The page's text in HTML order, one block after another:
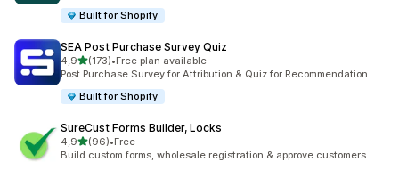
Built for Shopify
SEA Post Purchase Survey Quiz
4,9de 5 estrelas
(173)
173 total de avaliações
•Free plan available
Post Purchase Survey for Attribution & Quiz for Recommendation
Built for Shopify
SureCust Forms Builder, Locks
4,9de 5 estrelas
(96)
96 total de avaliações
•Free
Build custom forms, wholesale registration & approve customers